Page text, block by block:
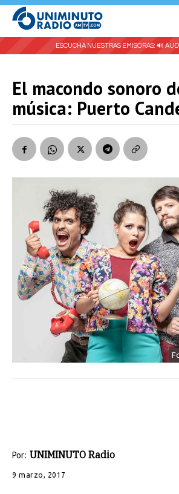
ESCUCHA NUESTRAS EMISORAS: 🔊
El macondo sonoro
música: Puerto
Por: UNIMINUTO Radio
9 marzo, 2017